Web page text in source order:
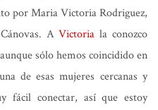
por Maria Victoria Rodriguez,
AVictoria la conozco
sólo hemos coincidido en
de esas mujeres cercanas y
fácil conectar, así que estoy